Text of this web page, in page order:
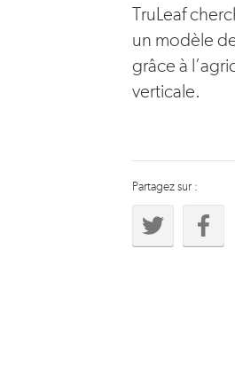
TruLeaf
un modèle
grâce à
verticale.
Partagez sur :